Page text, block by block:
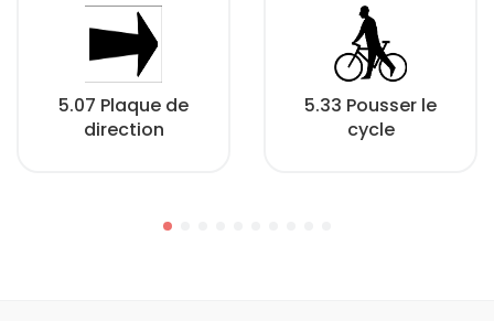
5.07 Plaque de
direction
5.33 Pousser le
cycle